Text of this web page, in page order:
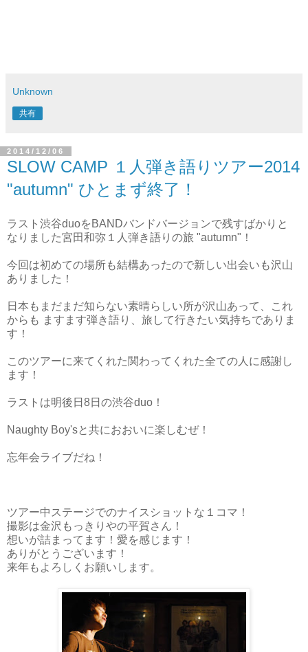
Unknown
共有
2014/12/06
SLOW CAMP １人弾き語りツアー2014
"autumn" ひとまず終了！
ラスト渋谷duoをBANDバンドバージョンで残すばかりと
なりました宮田和弥１人弾き語りの旅 "autumn"！
今回は初めての場所も結構あったので新しい出会いも沢山
ありました！
日本もまだまだ知らない素晴らしい所が沢山あって、これ
からも ますます弾き語り、旅して行きたい気持ちでありま
す！
このツアーに来てくれた関わってくれた全ての人に感謝し
ます！
ラストは明後日8日の渋谷duo！
Naughty Boy'sと共におおいに楽しむぜ！
忘年会ライブだね！
ツアー中ステージでのナイスショットな１コマ！
撮影は金沢もっきりやの平賀さん！
想いが詰まってます！愛を感じます！
ありがとうございます！
来年もよろしくお願いします。